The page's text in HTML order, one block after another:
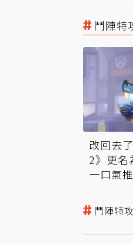
鬥陣特
改回去
2》更名
一口氣
鬥陣特